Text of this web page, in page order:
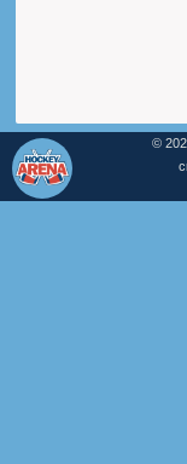
©